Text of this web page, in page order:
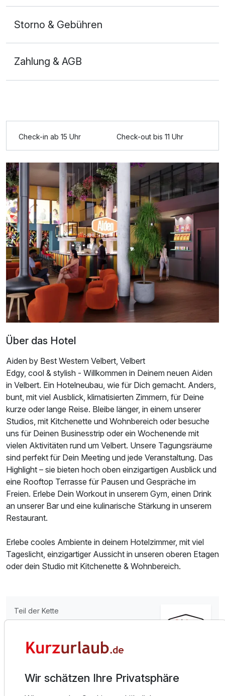
Für 4 Tage 267,75 €
Ausstattung
Für 4 Tage p.P. ab232,75 €
2 Erwachsene
Für 4 Tage p.P. ab237,75 €
Doppelzimmer Premium
Storno & Gebühren
Zahlung & AGB
Check-in ab 15 Uhr Check-out bis 11 Uhr
Über das Hotel
Aiden by Best Western Velbert, Velbert
Edgy, cool & stylish - Willkommen in Deinem neuen Aiden
in Velbert. Ein Hotelneubau, wie für Dich gemacht. Anders,
bunt, mit viel Ausblick, klimatisierten Zimmern, für Deine
kurze oder lange Reise. Bleibe länger, in einem unserer
Studios, mit Kitchenette und Wohnbereich oder besuche
uns für Deinen Businesstrip oder ein Wochenende mit
vielen Aktivitäten rund um Velbert. Unsere Tagungsräume
sind perfekt für Dein Meeting und jede Veranstaltung. Das
Highlight – sie bieten hoch oben einzigartigen Ausblick und
eine Rooftop Terrasse für Pausen und Gespräche im
Freien. Erlebe Dein Workout in unserem Gym, einen Drink
an unserer Bar und eine kulinarische Stärkung in unserem
Restaurant.
Erlebe cooles Ambiente in deinem Hotelzimmer, mit viel
Tageslicht, einzigartiger Aussicht in unseren oberen Etagen
oder dein Studio mit Kitchenette & Wohnbereich.
Teil der Kette
Mehr Infos
Alle Infos zum Aiden by Best Western Velbert
Wir schätzen Ihre Privatsphäre